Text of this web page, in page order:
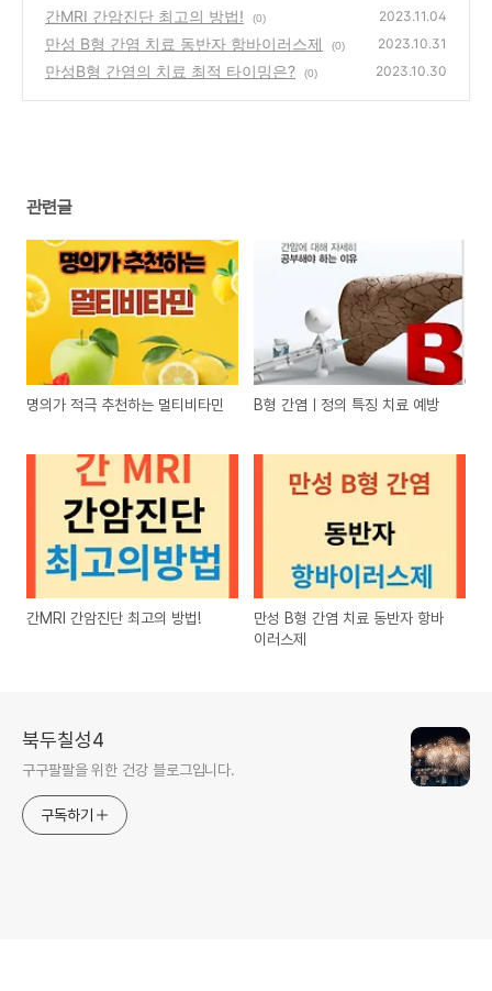
간MRI 간암진단 최고의 방법! (0) 2023.11.04
만성 B형 간염 치료 동반자 항바이러스제 (0) 2023.10.31
만성B형 간염의 치료 최적 타이밍은? (0) 2023.10.30
관련글
명의가 적극 추천하는 멀티비타민 B형 간염ㅣ정의 특징 치료 예방
간MRI 간암진단 최고의 방법!
만성 B형 간염 치료 동반자 항바
이러스제
북두칠성4
구구팔팔을 위한 건강 블로그입니다.
구독하기